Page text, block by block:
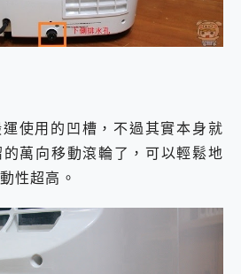
使用的凹槽，不過其實本身就
萬向移動滾輪了，可以輕鬆地
性超高。